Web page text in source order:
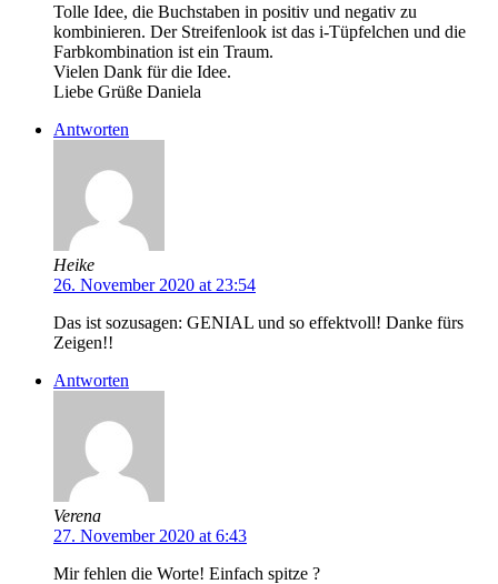
Tolle Idee, die Buchstaben in positiv und negativ zu
kombinieren. Der Streifenlook ist das i-Tüpfelchen und die
Farbkombination ist ein Traum.
Vielen Dank für die Idee.
Liebe Grüße Daniela
Antworten
Heike
26. November 2020 at 23:54
Das ist sozusagen: GENIAL und so effektvoll! Danke fürs
Zeigen!!
Antworten
Verena
27. November 2020 at 6:43
Mir fehlen die Worte! Einfach spitze ?